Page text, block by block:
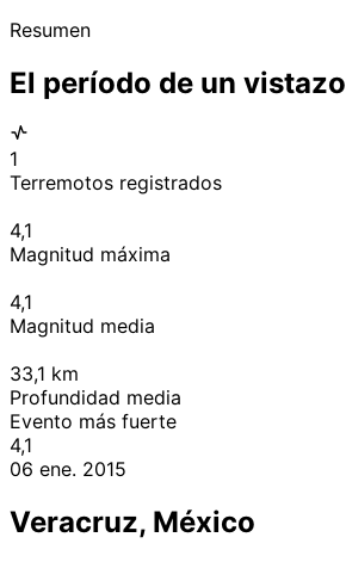
Resumen
El período de un vistazo
1
Terremotos registrados
4,1
Magnitud máxima
4,1
Magnitud media
33,1 km
Profundidad media
Evento más fuerte
4,1
06 ene. 2015
Veracruz, México